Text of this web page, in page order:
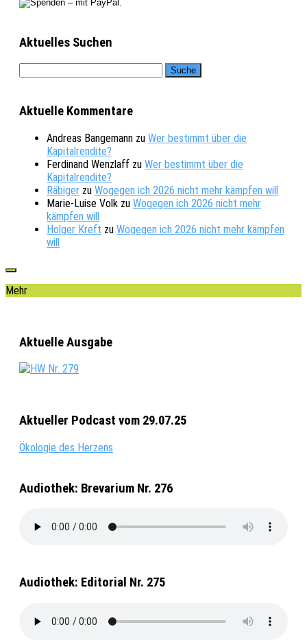
Aktuelles Suchen
Aktuelle Kommentare
Andreas Bangemann zu Wer bestimmt über die
Kapitalrendite?
Ferdinand Wenzlaff zu Wer bestimmt über die
Kapitalrendite?
Räbiger zu Wogegen ich 2026 nicht mehr kämpfen will
Marie-Luise Volk zu Wogegen ich 2026 nicht mehr
kämpfen will
Holger Kreft zu Wogegen ich 2026 nicht mehr kämpfen
will
Mehr
Aktuelle Ausgabe
Aktueller Podcast vom 29.07.25
Ökologie des Herzens
Audiothek: Brevarium Nr. 276
Audiothek: Editorial Nr. 275